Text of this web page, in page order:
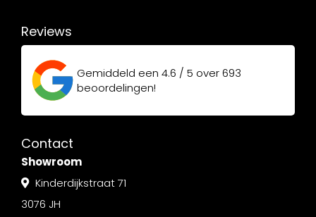
Reviews
Gemiddeld een 4.6 / 5 over693
beoordelingen!
Contact
Showroom
Kinderdijkstraat 71
3076 JH